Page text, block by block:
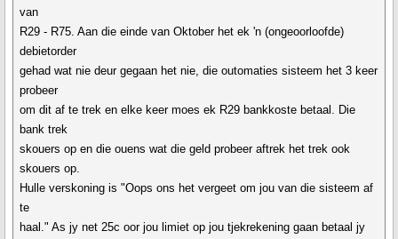
van
R29 - R75. Aan die einde van Oktober het ek 'n (ongeoorloofde)
debietorder
gehad wat nie deur gegaan het nie, die outomaties sisteem het 3 keer
probeer
om dit af te trek en elke keer moes ek R29 bankkoste betaal. Die
bank trek
skouers op en die ouens wat die geld probeer aftrek het trek ook
skouers op.
Hulle verskoning is "Oops ons het vergeet om jou van die sisteem af
te
haal." As jy net 25c oor jou limiet op jou tjekrekening gaan betaal jy